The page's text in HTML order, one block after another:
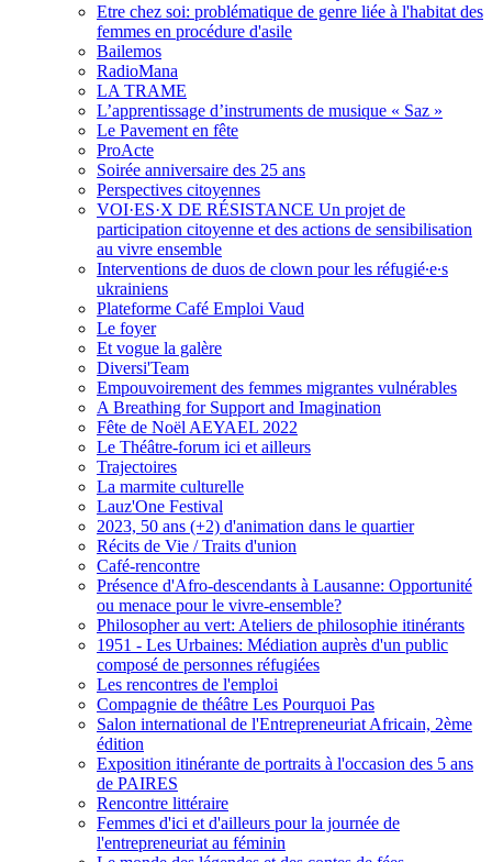
Etre chez soi: problématique de genre liée à l'habitat des
femmes en procédure d'asile
Bailemos
RadioMana
LA TRAME
L’apprentissage d’instruments de musique « Saz »
Le Pavement en fête
ProActe
Soirée anniversaire des 25 ans
Perspectives citoyennes
VOI·ES·X DE RÉSISTANCE Un projet de
participation citoyenne et des actions de sensibilisation
au vivre ensemble
Interventions de duos de clown pour les réfugié∙e∙s
ukrainiens
Plateforme Café Emploi Vaud
Le foyer
Et vogue la galère
Diversi'Team
Empouvoirement des femmes migrantes vulnérables
A Breathing for Support and Imagination
Fête de Noël AEYAEL 2022
Le Théâtre-forum ici et ailleurs
Trajectoires
La marmite culturelle
Lauz'One Festival
2023, 50 ans (+2) d'animation dans le quartier
Récits de Vie / Traits d'union
Café-rencontre
Présence d'Afro-descendants à Lausanne: Opportunité
ou menace pour le vivre-ensemble?
Philosopher au vert: Ateliers de philosophie itinérants
1951 - Les Urbaines: Médiation auprès d'un public
composé de personnes réfugiées
Les rencontres de l'emploi
Compagnie de théâtre Les Pourquoi Pas
Salon international de l'Entrepreneuriat Africain, 2ème
édition
Exposition itinérante de portraits à l'occasion des 5 ans
de PAIRES
Rencontre littéraire
Femmes d'ici et d'ailleurs pour la journée de
l'entrepreneuriat au féminin